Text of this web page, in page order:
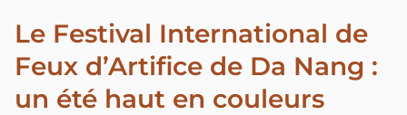
Le Festival International de
Feux d’Artifice de Da Nang :
un été haut en couleurs